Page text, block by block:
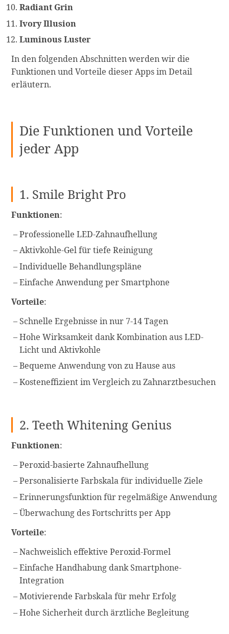
Radiant Grin
Ivory Illusion
Luminous Luster
In den folgenden Abschnitten werden wir die
Funktionen und Vorteile dieser Apps im Detail
erläutern.
Die Funktionen und Vorteile
jeder App
1. Smile Bright Pro
Funktionen:
Professionelle LED-Zahnaufhellung
Aktivkohle-Gel für tiefe Reinigung
Individuelle Behandlungspläne
Einfache Anwendung per Smartphone
Vorteile:
Schnelle Ergebnisse in nur 7-14 Tagen
Hohe Wirksamkeit dank Kombination aus LED-
Licht und Aktivkohle
Bequeme Anwendung von zu Hause aus
Kosteneffizient im Vergleich zu Zahnarztbesuchen
2. Teeth Whitening Genius
Funktionen:
Peroxid-basierte Zahnaufhellung
Personalisierte Farbskala für individuelle Ziele
Erinnerungsfunktion für regelmäßige Anwendung
Überwachung des Fortschritts per App
Vorteile:
Nachweislich effektive Peroxid-Formel
Einfache Handhabung dank Smartphone-
Integration
Motivierende Farbskala für mehr Erfolg
Hohe Sicherheit durch ärztliche Begleitung